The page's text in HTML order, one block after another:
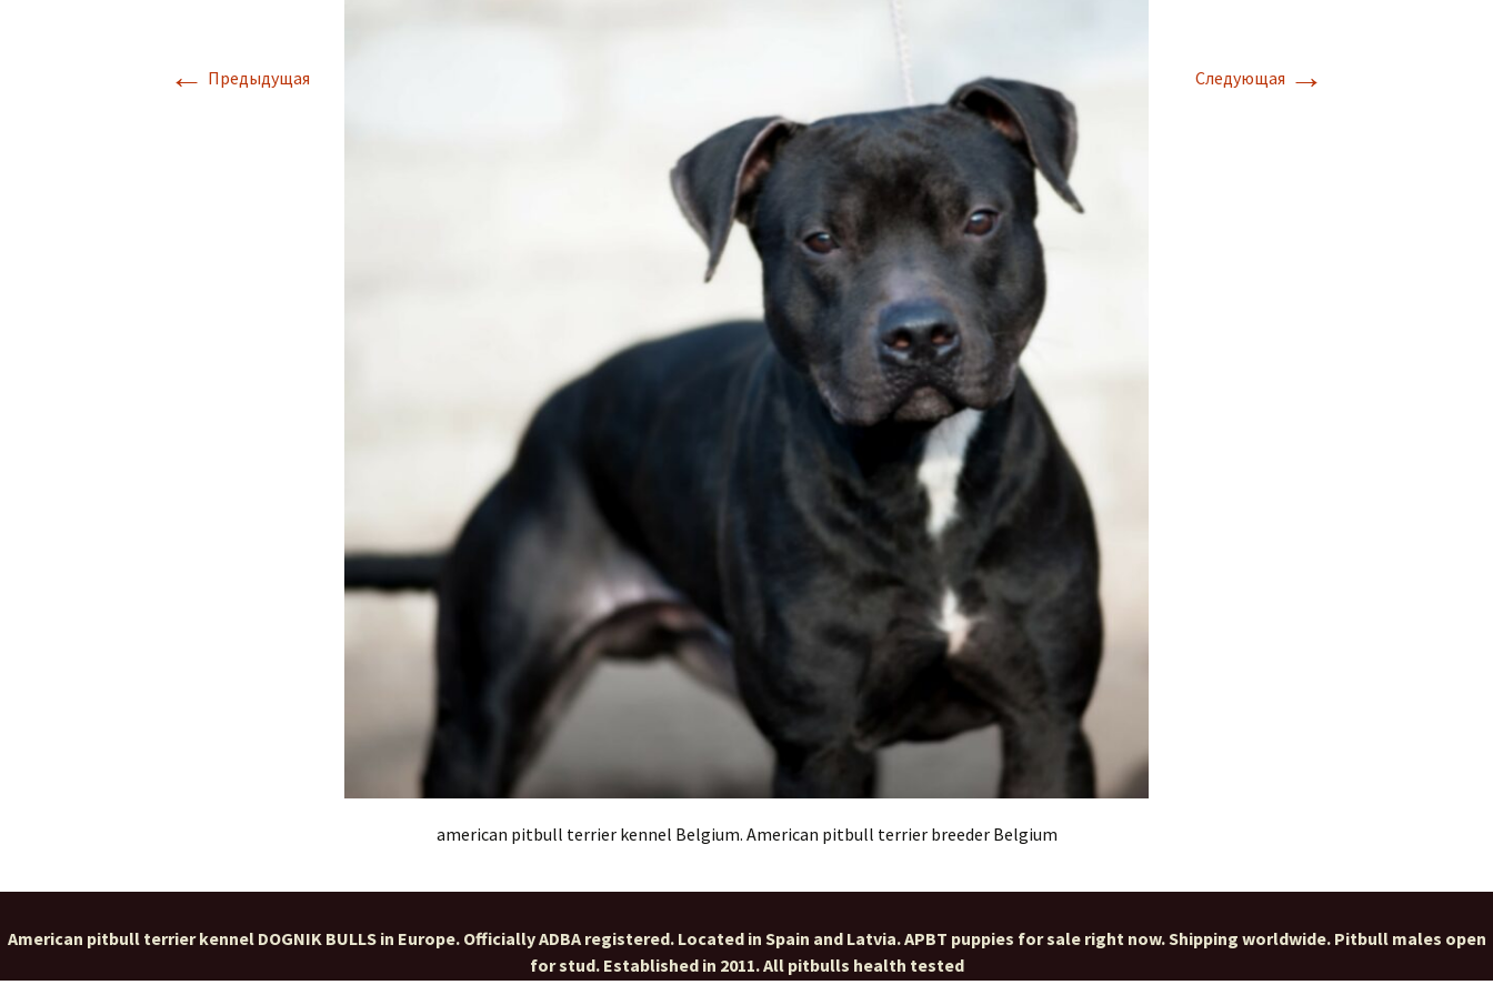
← Предыдущая Следующая →
american pitbull terrier kennel Belgium. American pitbull terrier breeder Belgium
American pitbull terrier kennel DOGNIK BULLS in Europe. Officially ADBA registered. Located in Spain and Latvia. APBT puppies for sale right now. Shipping worldwide. Pitbull males open
for stud. Established in 2011. All pitbulls health tested